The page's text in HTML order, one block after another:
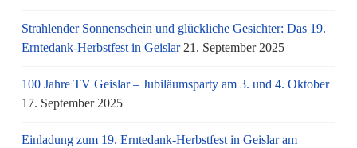
Strahlender Sonnenschein und glückliche Gesichter: Das 19.
Erntedank-Herbstfest in Geislar 21. September 2025
100 Jahre TV Geislar – Jubiläumsparty am 3. und 4. Oktober
17. September 2025
Einladung zum 19. Erntedank-Herbstfest in Geislar am